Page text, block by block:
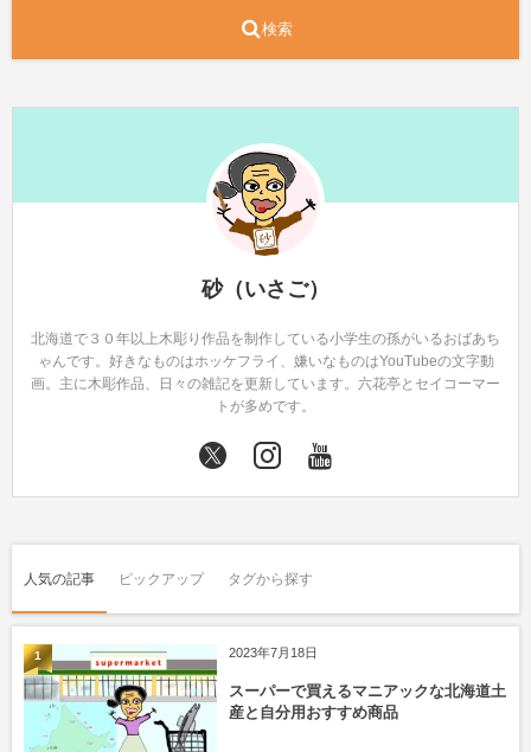
検索
砂（いさご）
北海道で３０年以上木彫り作品を制作している小学生の孫がいるおばあち
ゃんです。好きなものはホッケフライ、嫌いなものはYouTubeの文字動
画。主に木彫作品、日々の雑記を更新しています。六花亭とセイコーマー
トが多めです。
人気の記事 ピックアップ タグから探す
2023年7月18日
スーパーで買えるマニアックな北海道土
産と自分用おすすめ商品
1